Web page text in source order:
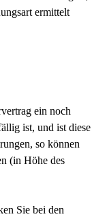
ermittelt
ein noch
ist, und ist diese
so können
(in Höhe des
Sie bei den